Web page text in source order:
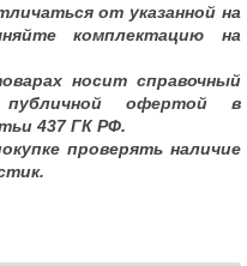
от указанной на
комплектацию на
носит справочный
офертой в
437 ГК РФ.
проверять наличие